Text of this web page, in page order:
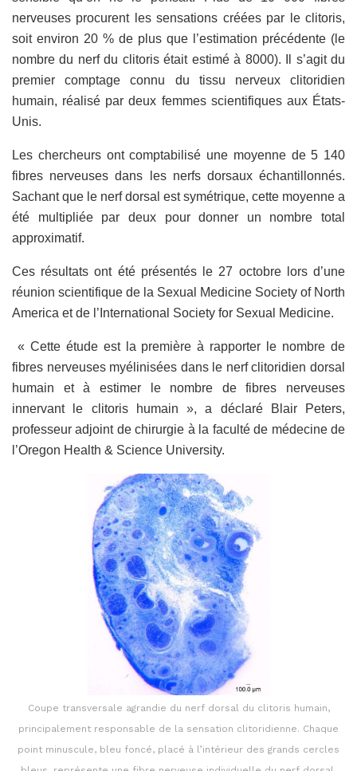
nerveuses procurent les sensations créées par le clitoris,
soit environ 20 % de plus que l’estimation précédente (le
nombre du nerf du clitoris était estimé à 8000). Il s’agit du
premier comptage connu du tissu nerveux clitoridien
humain, réalisé par deux femmes scientifiques aux États-
Unis.
Les chercheurs ont comptabilisé une moyenne de 5 140
fibres nerveuses dans les nerfs dorsaux échantillonnés.
Sachant que le nerf dorsal est symétrique, cette moyenne a
été multipliée par deux pour donner un nombre total
approximatif.
Ces résultats ont été présentés le 27 octobre lors d’une
réunion scientifique de la Sexual Medicine Society of North
America et de l’International Society for Sexual Medicine.
« Cette étude est la première à rapporter le nombre de
fibres nerveuses myélinisées dans le nerf clitoridien dorsal
humain et à estimer le nombre de fibres nerveuses
innervant le clitoris humain », a déclaré Blair Peters,
professeur adjoint de chirurgie à la faculté de médecine de
l’Oregon Health & Science University.
Coupe transversale agrandie du nerf dorsal du clitoris humain,
principalement responsable de la sensation clitoridienne. Chaque
point minuscule, bleu foncé, placé à l’intérieur des grands cercles